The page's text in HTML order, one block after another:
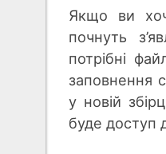
Якщо ви
почнуть
потрібні
заповнення
у новій
буде доступ